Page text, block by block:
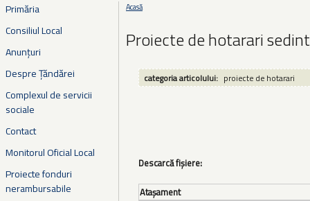
Primăria
Consiliul Local
Anunțuri
Despre Țăndărei
Complexul de servicii
sociale
Contact
Monitorul Oficial Local
Proiecte fonduri
nerambursabile
Eşti aici
Acasă
Proiecte de hotarari
categoria articolului: proiecte de hotarari
Descarcă fișiere:
Ataşament